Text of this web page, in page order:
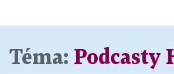
Téma: Podcasty